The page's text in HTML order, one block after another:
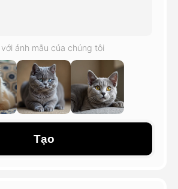
Xem tất cả mẫu
ảnh mẫu của chúng tôi
Tạo